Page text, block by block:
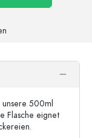
unsere 500ml
Flasche eignet